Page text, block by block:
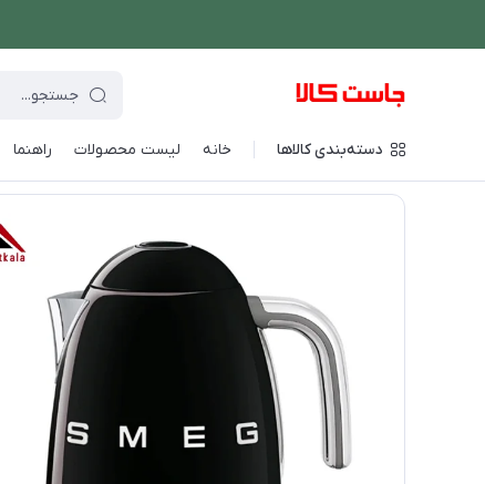
دسته‌بندی کالاها خانه لیست محصولات راهنما
فروشگاه اینترنتی جاست کالا نوشیدنی ساز چای ساز و کتری برقی